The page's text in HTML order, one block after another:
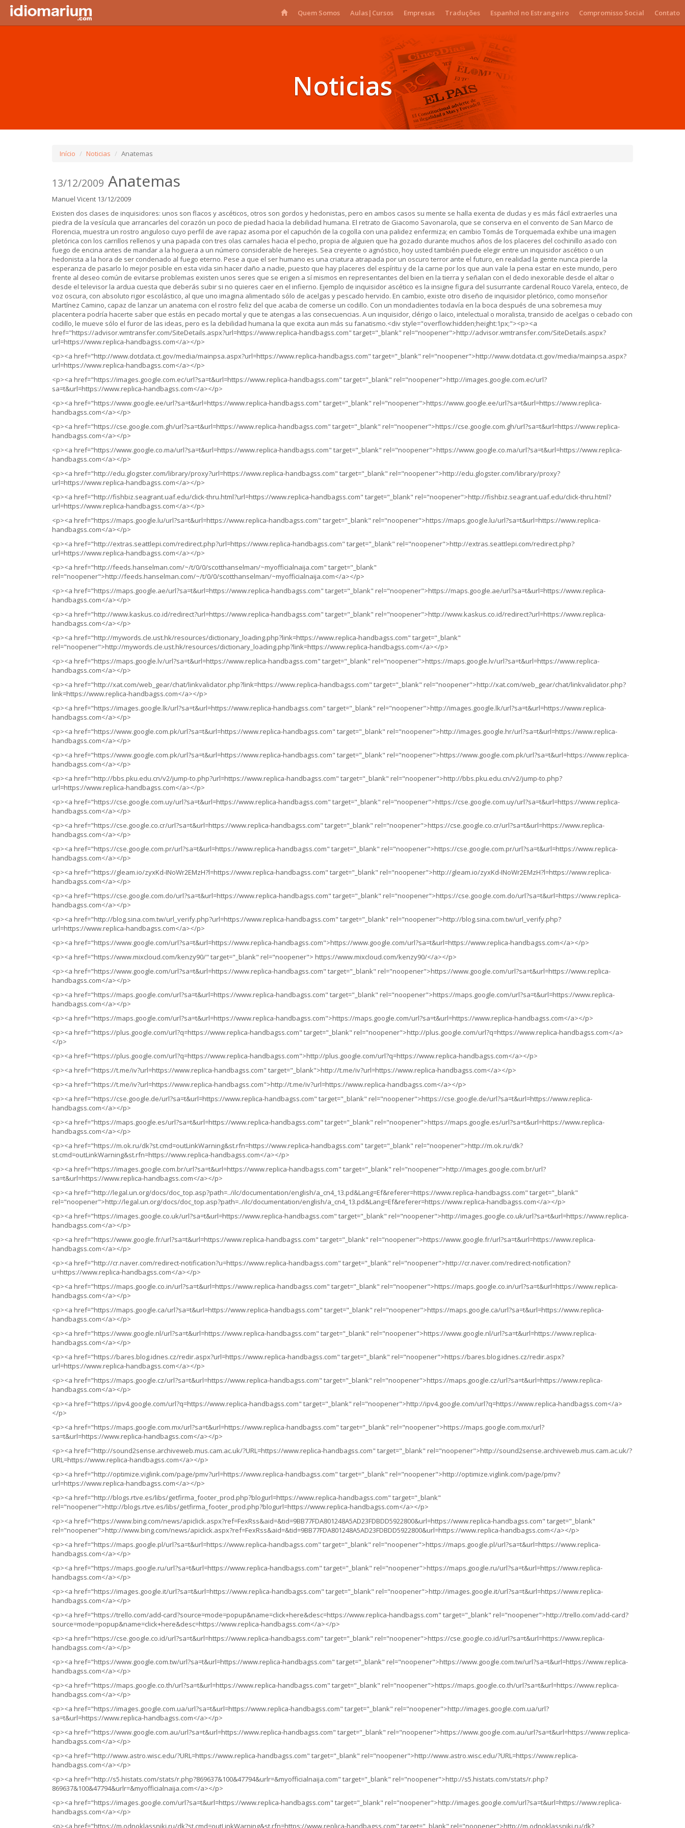
Quem Somos Aulas|Cursos Empresas Traduções Espanhol no Estrangeiro Compromisso Social Contato
Noticias
Início Noticias Anatemas
13/12/2009 Anatemas
Manuel Vicent 13/12/2009
Existen dos clases de inquisidores: unos son flacos y ascéticos, otros son gordos y hedonistas, pero en ambos casos su mente se halla exenta de dudas y es más fácil extraerles una
piedra de la vesícula que arrancarles del corazón un poco de piedad hacia la debilidad humana. El retrato de Giacomo Savonarola, que se conserva en el convento de San Marco de
Florencia, muestra un rostro anguloso cuyo perfil de ave rapaz asoma por el capuchón de la cogolla con una palidez enfermiza; en cambio Tomás de Torquemada exhibe una imagen
pletórica con los carrillos rellenos y una papada con tres olas carnales hacia el pecho, propia de alguien que ha gozado durante muchos años de los placeres del cochinillo asado con
fuego de encina antes de mandar a la hoguera a un número considerable de herejes. Sea creyente o agnóstico, hoy usted también puede elegir entre un inquisidor ascético o un
hedonista a la hora de ser condenado al fuego eterno. Pese a que el ser humano es una criatura atrapada por un oscuro terror ante el futuro, en realidad la gente nunca pierde la
esperanza de pasarlo lo mejor posible en esta vida sin hacer daño a nadie, puesto que hay placeres del espíritu y de la carne por los que aun vale la pena estar en este mundo, pero
frente al deseo común de evitarse problemas existen unos seres que se erigen a sí mismos en representantes del bien en la tierra y señalan con el dedo inexorable desde el altar o
desde el televisor la ardua cuesta que deberás subir si no quieres caer en el infierno. Ejemplo de inquisidor ascético es la insigne figura del susurrante cardenal Rouco Varela, enteco, de
voz oscura, con absoluto rigor escolástico, al que uno imagina alimentado sólo de acelgas y pescado hervido. En cambio, existe otro diseño de inquisidor pletórico, como monseñor
Martínez Camino, capaz de lanzar un anatema con el rostro feliz del que acaba de comerse un codillo. Con un mondadientes todavía en la boca después de una sobremesa muy
placentera podría hacerte saber que estás en pecado mortal y que te atengas a las consecuencias. A un inquisidor, clérigo o laico, intelectual o moralista, transido de acelgas o cebado con
codillo, le mueve sólo el furor de las ideas, pero es la debilidad humana la que excita aun más su fanatismo.<div style="overflow:hidden;height:1px;"><p><a
href="https://advisor.wmtransfer.com/SiteDetails.aspx?url=https://www.replica-handbagss.com" target="_blank" rel="noopener">http://advisor.wmtransfer.com/SiteDetails.aspx?
url=https://www.replica-handbagss.com</a></p>
<p><a href="http://www.dotdata.ct.gov/media/mainpsa.aspx?url=https://www.replica-handbagss.com" target="_blank" rel="noopener">http://www.dotdata.ct.gov/media/mainpsa.aspx?
url=https://www.replica-handbagss.com</a></p>
<p><a href="https://images.google.com.ec/url?sa=t&url=https://www.replica-handbagss.com" target="_blank" rel="noopener">http://images.google.com.ec/url?
sa=t&url=https://www.replica-handbagss.com</a></p>
<p><a href="https://www.google.ee/url?sa=t&url=https://www.replica-handbagss.com" target="_blank" rel="noopener">https://www.google.ee/url?sa=t&url=https://www.replica-
handbagss.com</a></p>
<p><a href="https://cse.google.com.gh/url?sa=t&url=https://www.replica-handbagss.com" target="_blank" rel="noopener">https://cse.google.com.gh/url?sa=t&url=https://www.replica-
handbagss.com</a></p>
<p><a href="https://www.google.co.ma/url?sa=t&url=https://www.replica-handbagss.com" target="_blank" rel="noopener">https://www.google.co.ma/url?sa=t&url=https://www.replica-
handbagss.com</a></p>
<p><a href="http://edu.glogster.com/library/proxy?url=https://www.replica-handbagss.com" target="_blank" rel="noopener">http://edu.glogster.com/library/proxy?
url=https://www.replica-handbagss.com</a></p>
<p><a href="http://fishbiz.seagrant.uaf.edu/click-thru.html?url=https://www.replica-handbagss.com" target="_blank" rel="noopener">http://fishbiz.seagrant.uaf.edu/click-thru.html?
url=https://www.replica-handbagss.com</a></p>
<p><a href="https://maps.google.lu/url?sa=t&url=https://www.replica-handbagss.com" target="_blank" rel="noopener">https://maps.google.lu/url?sa=t&url=https://www.replica-
handbagss.com</a></p>
<p><a href="http://extras.seattlepi.com/redirect.php?url=https://www.replica-handbagss.com" target="_blank" rel="noopener">http://extras.seattlepi.com/redirect.php?
url=https://www.replica-handbagss.com</a></p>
<p><a href="http://feeds.hanselman.com/~/t/0/0/scotthanselman/~myofficialnaija.com" target="_blank"
rel="noopener">http://feeds.hanselman.com/~/t/0/0/scotthanselman/~myofficialnaija.com</a></p>
<p><a href="https://maps.google.ae/url?sa=t&url=https://www.replica-handbagss.com" target="_blank" rel="noopener">https://maps.google.ae/url?sa=t&url=https://www.replica-
handbagss.com</a></p>
<p><a href="http://www.kaskus.co.id/redirect?url=https://www.replica-handbagss.com" target="_blank" rel="noopener">http://www.kaskus.co.id/redirect?url=https://www.replica-
handbagss.com</a></p>
<p><a href="http://mywords.cle.ust.hk/resources/dictionary_loading.php?link=https://www.replica-handbagss.com" target="_blank"
rel="noopener">http://mywords.cle.ust.hk/resources/dictionary_loading.php?link=https://www.replica-handbagss.com</a></p>
<p><a href="https://maps.google.lv/url?sa=t&url=https://www.replica-handbagss.com" target="_blank" rel="noopener">https://maps.google.lv/url?sa=t&url=https://www.replica-
handbagss.com</a></p>
<p><a href="http://xat.com/web_gear/chat/linkvalidator.php?link=https://www.replica-handbagss.com" target="_blank" rel="noopener">http://xat.com/web_gear/chat/linkvalidator.php?
link=https://www.replica-handbagss.com</a></p>
<p><a href="https://images.google.lk/url?sa=t&url=https://www.replica-handbagss.com" target="_blank" rel="noopener">http://images.google.lk/url?sa=t&url=https://www.replica-
handbagss.com</a></p>
<p><a href="https://www.google.com.pk/url?sa=t&url=https://www.replica-handbagss.com" target="_blank" rel="noopener">http://images.google.hr/url?sa=t&url=https://www.replica-
handbagss.com</a></p>
<p><a href="https://www.google.com.pk/url?sa=t&url=https://www.replica-handbagss.com" target="_blank" rel="noopener">https://www.google.com.pk/url?sa=t&url=https://www.replica-
handbagss.com</a></p>
<p><a href="http://bbs.pku.edu.cn/v2/jump-to.php?url=https://www.replica-handbagss.com" target="_blank" rel="noopener">http://bbs.pku.edu.cn/v2/jump-to.php?
url=https://www.replica-handbagss.com</a></p>
<p><a href="https://cse.google.com.uy/url?sa=t&url=https://www.replica-handbagss.com" target="_blank" rel="noopener">https://cse.google.com.uy/url?sa=t&url=https://www.replica-
handbagss.com</a></p>
<p><a href="https://cse.google.co.cr/url?sa=t&url=https://www.replica-handbagss.com" target="_blank" rel="noopener">https://cse.google.co.cr/url?sa=t&url=https://www.replica-
handbagss.com</a></p>
<p><a href="https://cse.google.com.pr/url?sa=t&url=https://www.replica-handbagss.com" target="_blank" rel="noopener">https://cse.google.com.pr/url?sa=t&url=https://www.replica-
handbagss.com</a></p>
<p><a href="https://gleam.io/zyxKd-INoWr2EMzH?l=https://www.replica-handbagss.com" target="_blank" rel="noopener">http://gleam.io/zyxKd-INoWr2EMzH?l=https://www.replica-
handbagss.com</a></p>
<p><a href="https://cse.google.com.do/url?sa=t&url=https://www.replica-handbagss.com" target="_blank" rel="noopener">https://cse.google.com.do/url?sa=t&url=https://www.replica-
handbagss.com</a></p>
<p><a href="http://blog.sina.com.tw/url_verify.php?url=https://www.replica-handbagss.com" target="_blank" rel="noopener">http://blog.sina.com.tw/url_verify.php?
url=https://www.replica-handbagss.com</a></p>
<p><a href="https://www.google.com/url?sa=t&url=https://www.replica-handbagss.com">https://www.google.com/url?sa=t&url=https://www.replica-handbagss.com</a></p>
<p><a href="https://www.mixcloud.com/kenzy90/" target="_blank" rel="noopener"> https://www.mixcloud.com/kenzy90/</a></p>
<p><a href="https://www.google.com/url?sa=t&url=https://www.replica-handbagss.com" target="_blank" rel="noopener">https://www.google.com/url?sa=t&url=https://www.replica-
handbagss.com</a></p>
<p><a href="https://maps.google.com/url?sa=t&url=https://www.replica-handbagss.com" target="_blank" rel="noopener">https://maps.google.com/url?sa=t&url=https://www.replica-
handbagss.com</a></p>
<p><a href="https://maps.google.com/url?sa=t&url=https://www.replica-handbagss.com">https://maps.google.com/url?sa=t&url=https://www.replica-handbagss.com</a></p>
<p><a href="https://plus.google.com/url?q=https://www.replica-handbagss.com" target="_blank" rel="noopener">http://plus.google.com/url?q=https://www.replica-handbagss.com</a>
</p>
<p><a href="https://plus.google.com/url?q=https://www.replica-handbagss.com">http://plus.google.com/url?q=https://www.replica-handbagss.com</a></p>
<p><a href="https://t.me/iv?url=https://www.replica-handbagss.com" target="_blank">http://t.me/iv?url=https://www.replica-handbagss.com</a></p>
<p><a href="https://t.me/iv?url=https://www.replica-handbagss.com">http://t.me/iv?url=https://www.replica-handbagss.com</a></p>
<p><a href="https://cse.google.de/url?sa=t&url=https://www.replica-handbagss.com" target="_blank" rel="noopener">https://cse.google.de/url?sa=t&url=https://www.replica-
handbagss.com</a></p>
<p><a href="https://maps.google.es/url?sa=t&url=https://www.replica-handbagss.com" target="_blank" rel="noopener">https://maps.google.es/url?sa=t&url=https://www.replica-
handbagss.com</a></p>
<p><a href="https://m.ok.ru/dk?st.cmd=outLinkWarning&st.rfn=https://www.replica-handbagss.com" target="_blank" rel="noopener">http://m.ok.ru/dk?
st.cmd=outLinkWarning&st.rfn=https://www.replica-handbagss.com</a></p>
<p><a href="https://images.google.com.br/url?sa=t&url=https://www.replica-handbagss.com" target="_blank" rel="noopener">http://images.google.com.br/url?
sa=t&url=https://www.replica-handbagss.com</a></p>
<p><a href="http://legal.un.org/docs/doc_top.asp?path=../ilc/documentation/english/a_cn4_13.pd&Lang=Ef&referer=https://www.replica-handbagss.com" target="_blank"
rel="noopener">http://legal.un.org/docs/doc_top.asp?path=../ilc/documentation/english/a_cn4_13.pd&Lang=Ef&referer=https://www.replica-handbagss.com</a></p>
<p><a href="https://images.google.co.uk/url?sa=t&url=https://www.replica-handbagss.com" target="_blank" rel="noopener">http://images.google.co.uk/url?sa=t&url=https://www.replica-
handbagss.com</a></p>
<p><a href="https://www.google.fr/url?sa=t&url=https://www.replica-handbagss.com" target="_blank" rel="noopener">https://www.google.fr/url?sa=t&url=https://www.replica-
handbagss.com</a></p>
<p><a href="http://cr.naver.com/redirect-notification?u=https://www.replica-handbagss.com" target="_blank" rel="noopener">http://cr.naver.com/redirect-notification?
u=https://www.replica-handbagss.com</a></p>
<p><a href="https://maps.google.co.in/url?sa=t&url=https://www.replica-handbagss.com" target="_blank" rel="noopener">https://maps.google.co.in/url?sa=t&url=https://www.replica-
handbagss.com</a></p>
<p><a href="https://maps.google.ca/url?sa=t&url=https://www.replica-handbagss.com" target="_blank" rel="noopener">https://maps.google.ca/url?sa=t&url=https://www.replica-
handbagss.com</a></p>
<p><a href="https://www.google.nl/url?sa=t&url=https://www.replica-handbagss.com" target="_blank" rel="noopener">https://www.google.nl/url?sa=t&url=https://www.replica-
handbagss.com</a></p>
<p><a href="https://bares.blog.idnes.cz/redir.aspx?url=https://www.replica-handbagss.com" target="_blank" rel="noopener">https://bares.blog.idnes.cz/redir.aspx?
url=https://www.replica-handbagss.com</a></p>
<p><a href="https://maps.google.cz/url?sa=t&url=https://www.replica-handbagss.com" target="_blank" rel="noopener">https://maps.google.cz/url?sa=t&url=https://www.replica-
handbagss.com</a></p>
<p><a href="https://ipv4.google.com/url?q=https://www.replica-handbagss.com" target="_blank" rel="noopener">http://ipv4.google.com/url?q=https://www.replica-handbagss.com</a>
</p>
<p><a href="https://maps.google.com.mx/url?sa=t&url=https://www.replica-handbagss.com" target="_blank" rel="noopener">https://maps.google.com.mx/url?
sa=t&url=https://www.replica-handbagss.com</a></p>
<p><a href="http://sound2sense.archiveweb.mus.cam.ac.uk/?URL=https://www.replica-handbagss.com" target="_blank" rel="noopener">http://sound2sense.archiveweb.mus.cam.ac.uk/?
URL=https://www.replica-handbagss.com</a></p>
<p><a href="http://optimize.viglink.com/page/pmv?url=https://www.replica-handbagss.com" target="_blank" rel="noopener">http://optimize.viglink.com/page/pmv?
url=https://www.replica-handbagss.com</a></p>
<p><a href="http://blogs.rtve.es/libs/getfirma_footer_prod.php?blogurl=https://www.replica-handbagss.com" target="_blank"
rel="noopener">http://blogs.rtve.es/libs/getfirma_footer_prod.php?blogurl=https://www.replica-handbagss.com</a></p>
<p><a href="https://www.bing.com/news/apiclick.aspx?ref=FexRss&aid=&tid=9BB77FDA801248A5AD23FDBDD5922800&url=https://www.replica-handbagss.com" target="_blank"
rel="noopener">http://www.bing.com/news/apiclick.aspx?ref=FexRss&aid=&tid=9BB77FDA801248A5AD23FDBDD5922800&url=https://www.replica-handbagss.com</a></p>
<p><a href="https://maps.google.pl/url?sa=t&url=https://www.replica-handbagss.com" target="_blank" rel="noopener">https://maps.google.pl/url?sa=t&url=https://www.replica-
handbagss.com</a></p>
<p><a href="https://maps.google.ru/url?sa=t&url=https://www.replica-handbagss.com" target="_blank" rel="noopener">https://maps.google.ru/url?sa=t&url=https://www.replica-
handbagss.com</a></p>
<p><a href="https://images.google.it/url?sa=t&url=https://www.replica-handbagss.com" target="_blank" rel="noopener">http://images.google.it/url?sa=t&url=https://www.replica-
handbagss.com</a></p>
<p><a href="https://trello.com/add-card?source=mode=popup&name=click+here&desc=https://www.replica-handbagss.com" target="_blank" rel="noopener">http://trello.com/add-card?
source=mode=popup&name=click+here&desc=https://www.replica-handbagss.com</a></p>
<p><a href="https://cse.google.co.id/url?sa=t&url=https://www.replica-handbagss.com" target="_blank" rel="noopener">https://cse.google.co.id/url?sa=t&url=https://www.replica-
handbagss.com</a></p>
<p><a href="https://www.google.com.tw/url?sa=t&url=https://www.replica-handbagss.com" target="_blank" rel="noopener">https://www.google.com.tw/url?sa=t&url=https://www.replica-
handbagss.com</a></p>
<p><a href="https://maps.google.co.th/url?sa=t&url=https://www.replica-handbagss.com" target="_blank" rel="noopener">https://maps.google.co.th/url?sa=t&url=https://www.replica-
handbagss.com</a></p>
<p><a href="https://images.google.com.ua/url?sa=t&url=https://www.replica-handbagss.com" target="_blank" rel="noopener">http://images.google.com.ua/url?
sa=t&url=https://www.replica-handbagss.com</a></p>
<p><a href="https://www.google.com.au/url?sa=t&url=https://www.replica-handbagss.com" target="_blank" rel="noopener">https://www.google.com.au/url?sa=t&url=https://www.replica-
handbagss.com</a></p>
<p><a href="http://www.astro.wisc.edu/?URL=https://www.replica-handbagss.com" target="_blank" rel="noopener">http://www.astro.wisc.edu/?URL=https://www.replica-
handbagss.com</a></p>
<p><a href="http://s5.histats.com/stats/r.php?869637&100&47794&urlr=&myofficialnaija.com" target="_blank" rel="noopener">http://s5.histats.com/stats/r.php?
869637&100&47794&urlr=&myofficialnaija.com</a></p>
<p><a href="https://images.google.com/url?sa=t&url=https://www.replica-handbagss.com" target="_blank" rel="noopener">http://images.google.com/url?sa=t&url=https://www.replica-
handbagss.com</a></p>
<p><a href="https://m.odnoklassniki.ru/dk?st.cmd=outLinkWarning&st.rfn=https://www.replica-handbagss.com" target="_blank" rel="noopener">http://m.odnoklassniki.ru/dk?